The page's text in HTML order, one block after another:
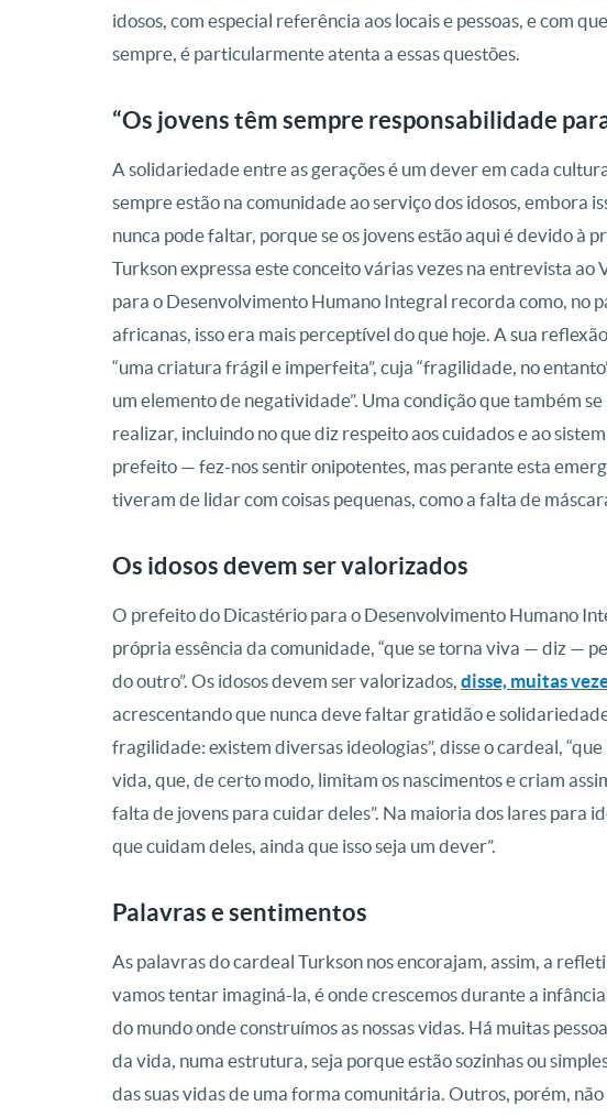
idosos, com especial referência aos locais e pessoas, e com
sempre, é particularmente atenta a essas questões.
“Os jovens têm sempre responsabilidade
A solidariedade entre as gerações é um dever em cada
sempre estão na comunidade ao serviço dos idosos, embora
nunca pode faltar, porque se os jovens estão aqui é devido à
Turkson expressa este conceito várias vezes na entrevista
para o Desenvolvimento Humano Integral recorda como, no
africanas, isso era mais perceptível do que hoje. A sua
“uma criatura frágil e imperfeita”, cuja “fragilidade, no
um elemento de negatividade”. Uma condição que também
realizar, incluindo no que diz respeito aos cuidados e ao
prefeito — fez-nos sentir onipotentes, mas perante esta
tiveram de lidar com coisas pequenas, como a falta de
Os idosos devem ser valorizados
O prefeito do Dicastério para o Desenvolvimento Humano
própria essência da comunidade, “que se torna viva — diz —
do outro”. Os idosos devem ser valorizados, disse, muitas
acrescentando que nunca deve faltar gratidão e
fragilidade: existem diversas ideologias”, disse o cardeal,
vida, que, de certo modo, limitam os nascimentos e criam
falta de jovens para cuidar deles”. Na maioria dos lares para
que cuidam deles, ainda que isso seja um dever”.
Palavras e sentimentos
As palavras do cardeal Turkson nos encorajam, assim, a
vamos tentar imaginá-la, é onde crescemos durante a
do mundo onde construímos as nossas vidas. Há muitas
da vida, numa estrutura, seja porque estão sozinhas ou
das suas vidas de uma forma comunitária. Outros, porém,